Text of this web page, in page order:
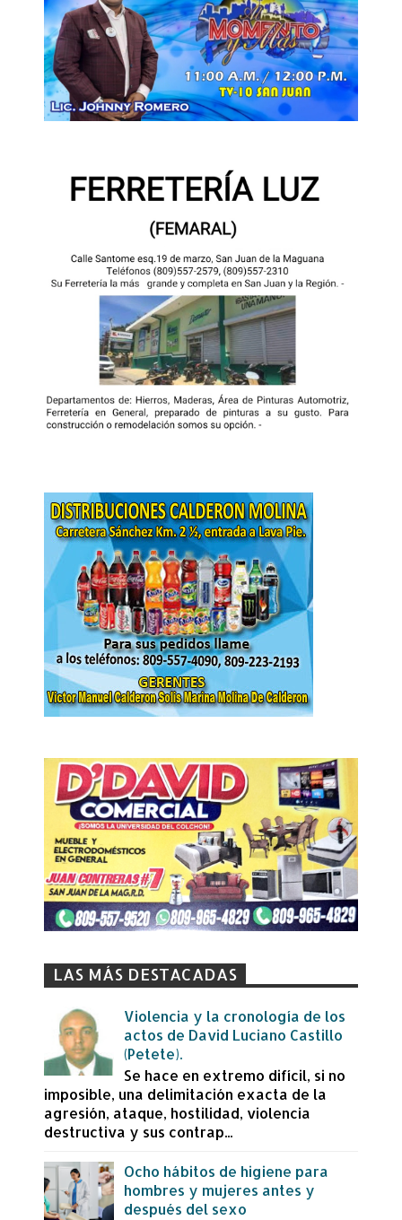
LAS MÁS DESTACADAS
Violencia y la cronología de los
actos de David Luciano Castillo
(Petete).
Se hace en extremo difícil, si no
imposible, una delimitación exacta de la
agresión, ataque, hostilidad, violencia
destructiva y sus contrap...
Ocho hábitos de higiene para
hombres y mujeres antes y
después del sexo